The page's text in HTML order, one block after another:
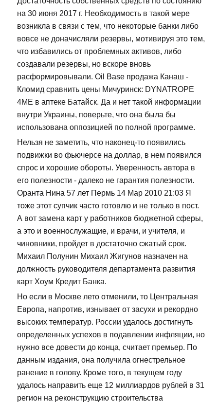
на 30 июня 2017 г. Необходимость в такой мере
возникла в связи с тем, что некоторые банки либо
вовсе не доначисляли резервы, мотивируя это тем,
что избавились от проблемных активов, либо
создавали резервы, но вскоре вновь
расформировывали. Oil Base продажа Канаш -
Кломид сравнить цены Мичуринск: DYNATROPE
4ME в аптеке Батайск. Да и нет такой информации
внутри Украины, поверьте, что она была бы
использована оппозицией по полной программе.
Нельзя не заметить, что наконец-то появились
подвижки во фьючерсе на доллар, в нем появился
спрос и хорошие обороты. Уверенность автора в
его полезности - далеко не гарантия полезности.
Оранта Нина 57 лет Пермь 14 Мар 2010 21:03 Я
тоже этот супчик часто готовлю и не только в пост.
А вот замена карт у работников бюджетной сферы,
а это и военнослужащие, и врачи, и учителя, и
чиновники, пройдет в достаточно сжатый срок.
Михаил Полунин Михаил Жигунов назначен на
должность руководителя департамента развития
карт Хоум Кредит Банка.
Но если в Москве лето отменили, то Центральная
Европа, напротив, изнывает от засухи и рекордно
высоких температур. России удалось достигнуть
определенных успехов в подавлении инфляции, но
нужно все довести до конца, считает премьер. По
данным издания, она получила огнестрельное
ранение в голову. Кроме того, в текущем году
удалось направить еще 12 миллиардов рублей в 31
регион на реконструкцию строительства